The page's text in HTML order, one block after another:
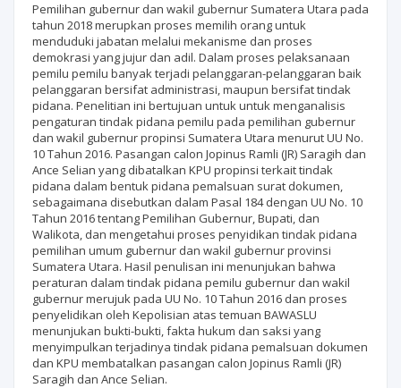
Pemilihan gubernur dan wakil gubernur Sumatera Utara pada
tahun 2018 merupkan proses memilih orang untuk
menduduki jabatan melalui mekanisme dan proses
demokrasi yang jujur dan adil. Dalam proses pelaksanaan
pemilu pemilu banyak terjadi pelanggaran-pelanggaran baik
pelanggaran bersifat administrasi, maupun bersifat tindak
pidana. Penelitian ini bertujuan untuk untuk menganalisis
pengaturan tindak pidana pemilu pada pemilihan gubernur
dan wakil gubernur propinsi Sumatera Utara menurut UU No.
10 Tahun 2016. Pasangan calon Jopinus Ramli (JR) Saragih dan
Ance Selian yang dibatalkan KPU propinsi terkait tindak
pidana dalam bentuk pidana pemalsuan surat dokumen,
sebagaimana disebutkan dalam Pasal 184 dengan UU No. 10
Tahun 2016 tentang Pemilihan Gubernur, Bupati, dan
Walikota, dan mengetahui proses penyidikan tindak pidana
pemilihan umum gubernur dan wakil gubernur provinsi
Sumatera Utara. Hasil penulisan ini menunjukan bahwa
peraturan dalam tindak pidana pemilu gubernur dan wakil
gubernur merujuk pada UU No. 10 Tahun 2016 dan proses
penyelidikan oleh Kepolisian atas temuan BAWASLU
menunjukan bukti-bukti, fakta hukum dan saksi yang
menyimpulkan terjadinya tindak pidana pemalsuan dokumen
dan KPU membatalkan pasangan calon Jopinus Ramli (JR)
Saragih dan Ance Selian.